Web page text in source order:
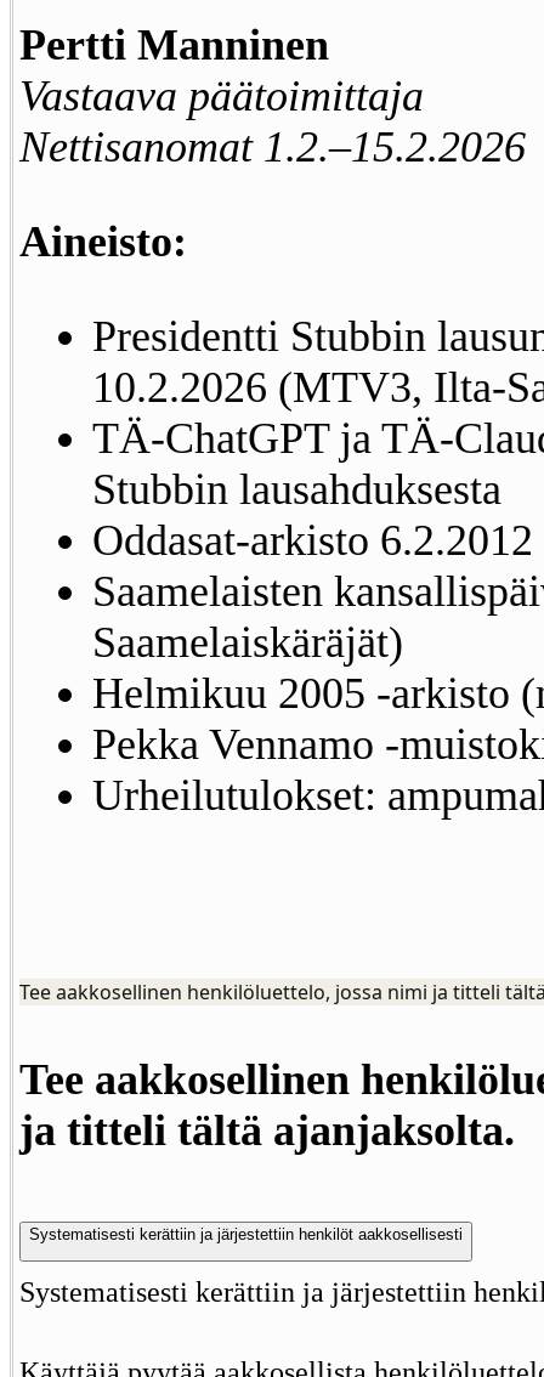
Pertti Manninen
Vastaava päätoimittaja
Nettisanomat 1.2.–15.2.2026
Aineisto:
Presidentti Stubbin
10.2.2026 (MTV3, Ilta-
TÄ-ChatGPT ja TÄ-
Stubbin lausahduksesta
Oddasat-arkisto
Saamelaisten
Saamelaiskäräjät)
Helmikuu 2005 -arkisto
Pekka Vennamo -
Urheilutulokset:
Tee aakkosellinen henkilöluettelo, jossa nimi ja titteli
Tee aakkosellinen
ja titteli tältä ajanjaksolta.
Systematisesti kerättiin ja järjestettiin henkilöt aakkosellisesti
Systematisesti kerättiin ja järjestettiin